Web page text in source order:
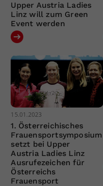
Upper Austria Ladies
Linz will zum Green
Event werden
15.01.2023
1. Österreichisches
Frauensportsymposium
setzt bei Upper
Austria Ladies Linz
Ausrufezeichen für
Österreichs
Frauensport